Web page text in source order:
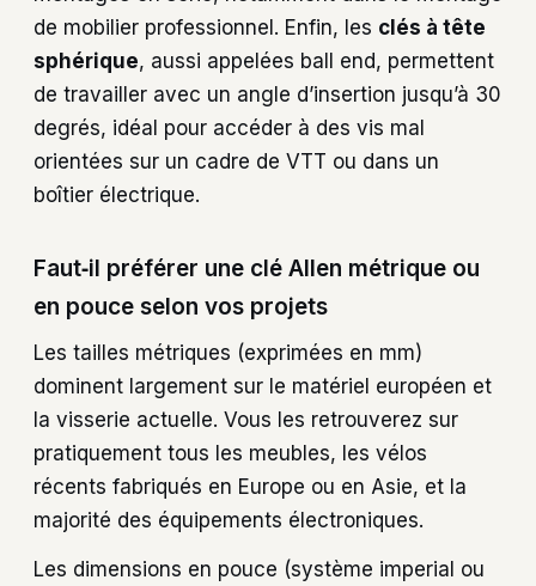
de mobilier professionnel. Enfin, les clés à tête
sphérique, aussi appelées ball end, permettent
de travailler avec un angle d’insertion jusqu’à 30
degrés, idéal pour accéder à des vis mal
orientées sur un cadre de VTT ou dans un
boîtier électrique.
Faut‑il préférer une clé Allen métrique ou
en pouce selon vos projets
Les tailles métriques (exprimées en mm)
dominent largement sur le matériel européen et
la visserie actuelle. Vous les retrouverez sur
pratiquement tous les meubles, les vélos
récents fabriqués en Europe ou en Asie, et la
majorité des équipements électroniques.
Les dimensions en pouce (système imperial ou